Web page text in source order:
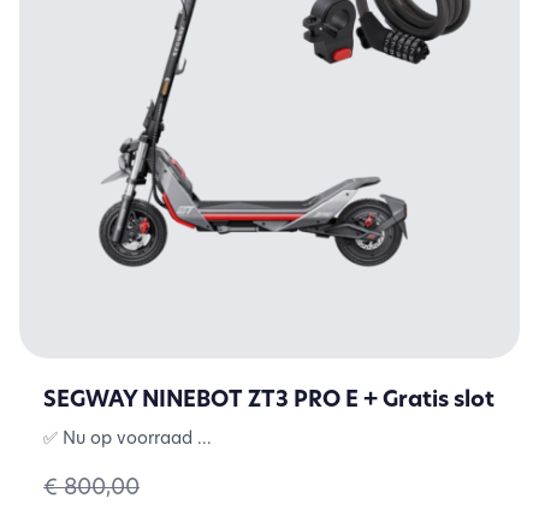
SEGWAY NINEBOT ZT3 PRO E + Gratis slot
✅ Nu op voorraad ...
€ 800,00